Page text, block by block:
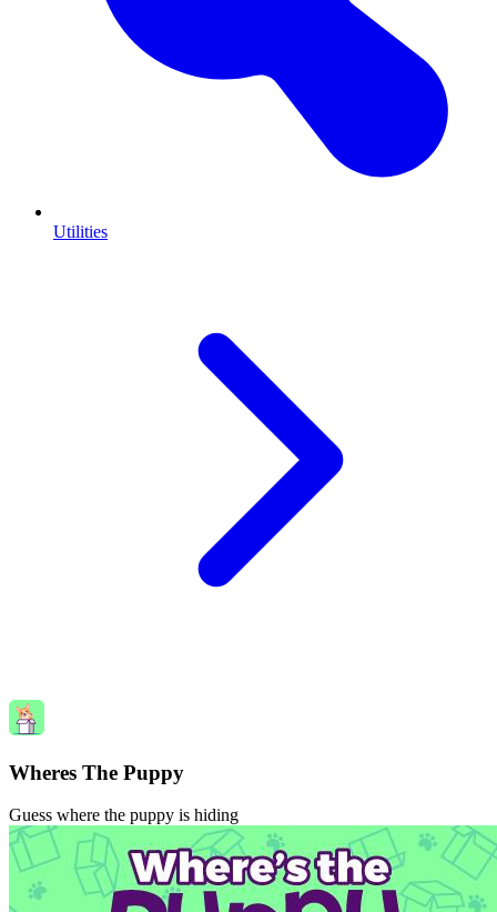
Utilities
Wheres The Puppy
Guess where the puppy is hiding